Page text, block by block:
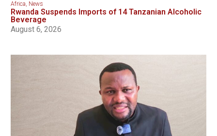
Africa, News
Rwanda Suspends Imports of 14 Tanzanian Alcoholic
Beverage
August 6, 2026